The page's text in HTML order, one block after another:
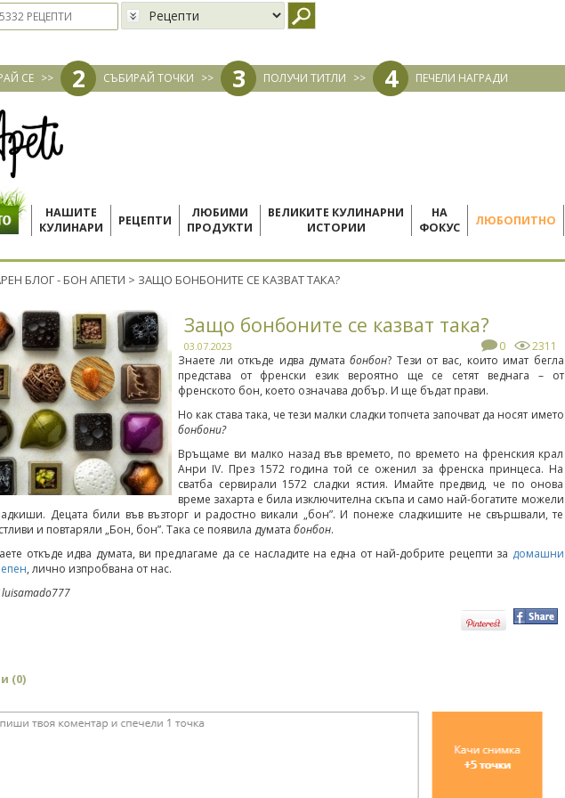
СЕ >> 2 СЪБИРАЙ ТОЧКИ >> 3 ПОЛУЧИ ТИТЛИ >> 4 ПЕЧЕЛИ НАГРАДИ
НАШИТЕ
КУЛИНАРИ
РЕЦЕПТИ
ЛЮБИМИ
ПРОДУКТИ
ВЕЛИКИТЕ КУЛИНАРНИ
ИСТОРИИ
НА
ФОКУС
ЛЮБОПИТНО
БЛОГ - БОН АПЕТИ > ЗАЩО БОНБОНИТЕ СЕ КАЗВАТ ТАКА?
Защо бонбоните се казват така?
03.07.2023 0
2311
Знаете ли откъде идва думатабонбон? Тези от вас, които имат бегла
представа от френски език вероятно ще се сетят веднага – от
френското бон, което означава добър. И ще бъдат прави.
Но как става така, че тези малки сладки топчета започват да носят името
бонбони?
Връщаме ви малко назад във времето, по времето на френския крал
Анри ІV. През 1572 година той се оженил за френска принцеса. На
сватба сервирали 1572 сладки ястия. Имайте предвид, че по онова
време захарта е била изключителна скъпа и само най-богатите можели
Децата били във възторг и радостно викали „бон”. И понеже сладкишите не свършвали, те
и повтаряли „Бон, бон”. Така се появила думата бонбон.
откъде идва думата, ви предлагаме да се насладите на една от най-добрите рецепти за домашни
, лично изпробвана от нас.
(0)